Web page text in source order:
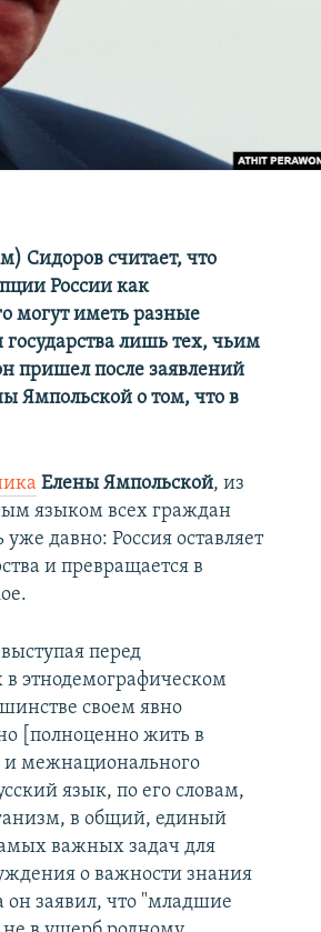
Сидоров считает, что
России как
могут иметь разные
лишь тех, чьим
пришел после заявлений
Ямпольской о том, что в
Елены Ямпольской, из
языком всех граждан
давно: Россия оставляет
и превращается в
перед
этнодемографическом
своем явно
[полноценно жить в
и межнационального
язык, по его словам,
в общий, единый
важных задач для
о важности знания
он заявил, что "младшие